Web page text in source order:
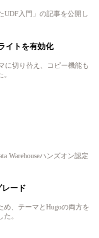
UDF入門」の記事を公開し
イトを有効化
に切り替え、コピー機能も
Warehouseハンズオン認定
ード
、テーマとHugoの両方を
。